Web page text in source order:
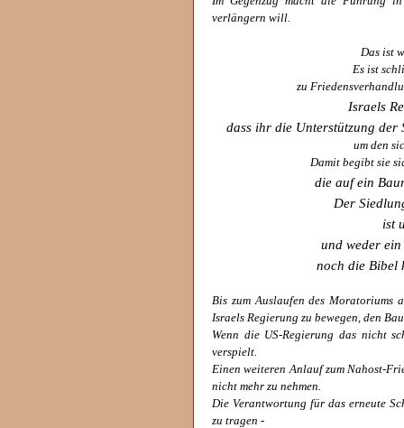
verlängern will.
Das ist
Es ist
zu
Israels
dass ihr die Unterstützung der
um den
Damit begibt sie
die auf ein
Der
ist
und weder
noch die Bibel
Bis zum Auslaufen des Moratoriums
Israels Regierung zu bewegen, den
Wenn die US-Regierung das nicht
verspielt.
Einen weiteren Anlauf zum Nahost-
nicht mehr zu nehmen.
Die Verantwortung für das erneute
zu tragen -